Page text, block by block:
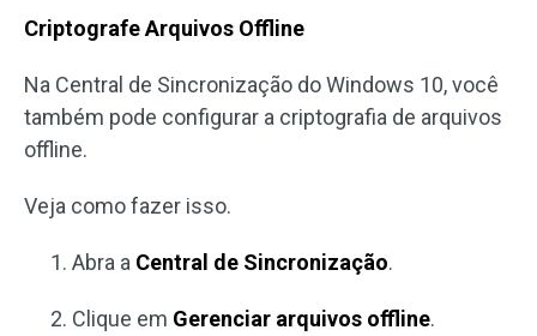
Criptografe Arquivos Offline
Na Central de Sincronização do Windows 10, você
também pode configurar a criptografia de arquivos
offline.
Veja como fazer isso.
Abra a Central de Sincronização.
Clique em Gerenciar arquivos offline.